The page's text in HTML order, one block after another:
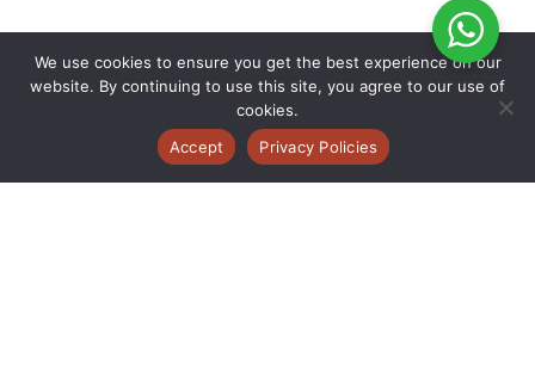
We use cookies to ensure you get the best experience on our
website. By continuing to use this site, you agree to our use of
cookies.
Accept
Privacy Policies